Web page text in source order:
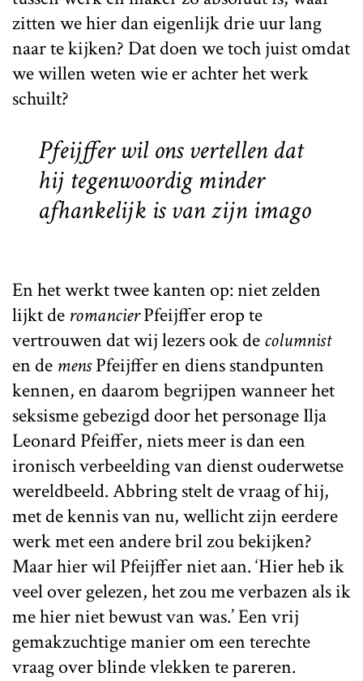
zitten we hier dan eigenlijk drie uur lang
naar te kijken? Dat doen we toch juist omdat
we willen weten wie er achter het werk
schuilt?
Pfeijffer wil ons vertellen dat
hij tegenwoordig minder
afhankelijk is van zijn imago
En het werkt twee kanten op: niet zelden
lijkt de romancierPfeijffer erop te
vertrouwen dat wij lezers ook decolumnist
en de mensPfeijffer en diens standpunten
kennen, en daarom begrijpen wanneer het
seksisme gebezigd door het personage Ilja
Leonard Pfeiffer, niets meer is dan een
ironisch verbeelding van dienst ouderwetse
wereldbeeld. Abbring stelt de vraag of hij,
met de kennis van nu, wellicht zijn eerdere
werk met een andere bril zou bekijken?
Maar hier wil Pfeijffer niet aan. ‘Hier heb ik
veel over gelezen, het zou me verbazen als ik
me hier niet bewust van was.’ Een vrij
gemakzuchtige manier om een terechte
vraag over blinde vlekken te pareren.